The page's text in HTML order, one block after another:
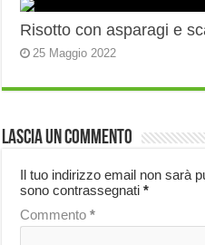
Risotto con asparagi e
25 Maggio 2022
Lascia un commento
Il tuo indirizzo email non sarà
sono contrassegnati*
Commento*